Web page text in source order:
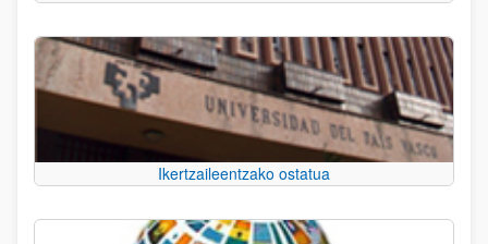
Ikertzaileentzako ostatua